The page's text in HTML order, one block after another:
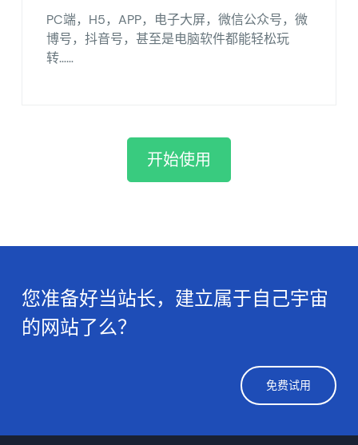
PC端，H5，APP，电子大屏，微信公众号，微
博号，抖音号，甚至是电脑软件都能轻松玩
转……
开始使用
您准备好当站长，建立属于自己宇宙
的网站了么？
免费试用